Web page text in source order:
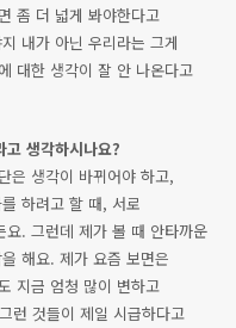
좀 더 넓게 봐야한다고
내가 아닌 우리라는 그게
대한 생각이 잘 안 나온다고
생각하시나요?
은 생각이 바뀌어야 하고,
하려고 할 때, 서로
. 그런데 제가 볼 때 안타까운
해요. 제가 요즘 보면은
지금 엄청 많이 변하고
런 것들이 제일 시급하다고